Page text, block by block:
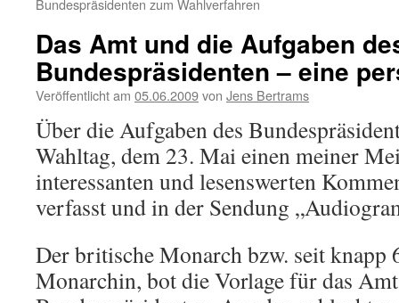
Bundespräsidenten zum Wahlverfahren
Das Amt und die Aufgaben
Bundespräsidenten – eine
Veröffentlicht am 05.06.2009von Jens Bertrams
Über die Aufgaben des
Wahltag, dem 23. Mai einen meiner
interessanten und lesenswerten
verfasst und in der Sendung
Der britische Monarch bzw. seit knapp
Monarchin, bot die Vorlage für das